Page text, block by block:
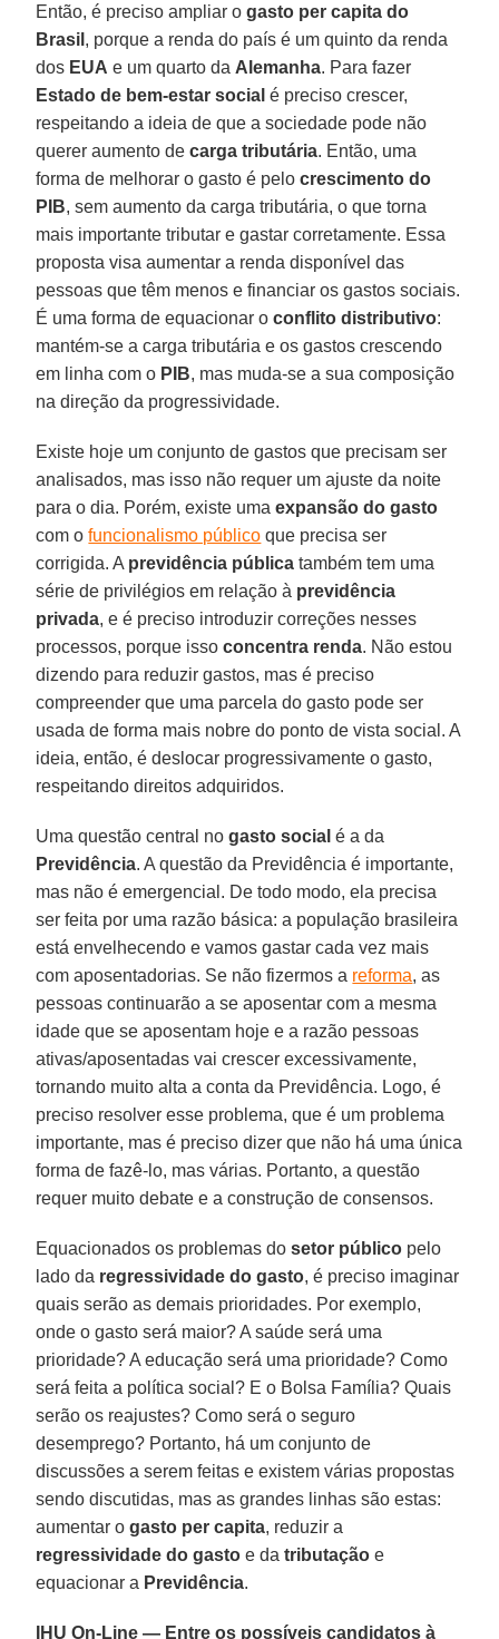
Então, é preciso ampliar ogasto per capita do
Brasil , porque a renda do país é um quinto da renda
dos EUA e um quarto da Alemanha. Para fazer
Estado de bem-estar social é preciso crescer,
respeitando a ideia de que a sociedade pode não
querer aumento decarga tributária. Então, uma
forma de melhorar o gasto é pelocrescimento do
PIB, sem aumento da carga tributária, o que torna
mais importante tributar e gastar corretamente. Essa
proposta visa aumentar a renda disponível das
pessoas que têm menos e financiar os gastos sociais.
É uma forma de equacionar oconflito distributivo:
mantém-se a carga tributária e os gastos crescendo
em linha com o PIB, mas muda-se a sua composição
na direção da progressividade.
Existe hoje um conjunto de gastos que precisam ser
analisados, mas isso não requer um ajuste da noite
para o dia. Porém, existe umaexpansão do gasto
com ofuncionalismo público que precisa ser
corrigida. A previdência pública também tem uma
série de privilégios em relação à previdência
privada, e é preciso introduzir correções nesses
processos, porque issoconcentra renda. Não estou
dizendo para reduzir gastos, mas é preciso
compreender que uma parcela do gasto pode ser
usada de forma mais nobre do ponto de vista social. A
ideia, então, é deslocar progressivamente o gasto,
respeitando direitos adquiridos.
Uma questão central nogasto social é a da
Previdência. A questão da Previdência é importante,
mas não é emergencial. De todo modo, ela precisa
ser feita por uma razão básica: a população brasileira
está envelhecendo e vamos gastar cada vez mais
com aposentadorias. Se não fizermos a reforma, as
pessoas continuarão a se aposentar com a mesma
idade que se aposentam hoje e a razão pessoas
ativas/aposentadas vai crescer excessivamente,
tornando muito alta a conta da Previdência. Logo, é
preciso resolver esse problema, que é um problema
importante, mas é preciso dizer que não há uma única
forma de fazê-lo, mas várias. Portanto, a questão
requer muito debate e a construção de consensos.
Equacionados os problemas dosetor público pelo
lado da regressividade do gasto, é preciso imaginar
quais serão as demais prioridades. Por exemplo,
onde o gasto será maior? A saúde será uma
prioridade? A educação será uma prioridade? Como
será feita a política social? E o Bolsa Família? Quais
serão os reajustes? Como será o seguro
desemprego? Portanto, há um conjunto de
discussões a serem feitas e existem várias propostas
sendo discutidas, mas as grandes linhas são estas:
aumentar ogasto per capita, reduzir a
regressividade do gasto e datributação e
equacionar a Previdência.
IHU On-Line — Entre os possíveis candidatos à